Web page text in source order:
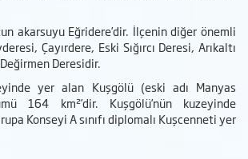
akarsuyu Eğridere’dir. İlçenin diğer önemli
Çayırdere, Eski Sığırcı Deresi, Arıkaltı
Deresidir.
yer alan Kuşgölü (eski adı Manyas
164 km²’dir. Kuşgölü’nün kuzeyinde
Konseyi A sınıfı diplomalı Kuşcenneti yer